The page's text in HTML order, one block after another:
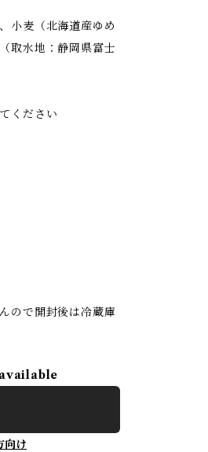
小麦（北海道産ゆめ
取水地：静岡県富士
ください
ので開封後は冷蔵庫
向け